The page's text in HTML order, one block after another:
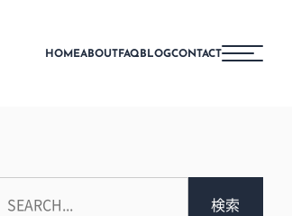
HOMEABOUTFAQBLOGCONTACT
検索